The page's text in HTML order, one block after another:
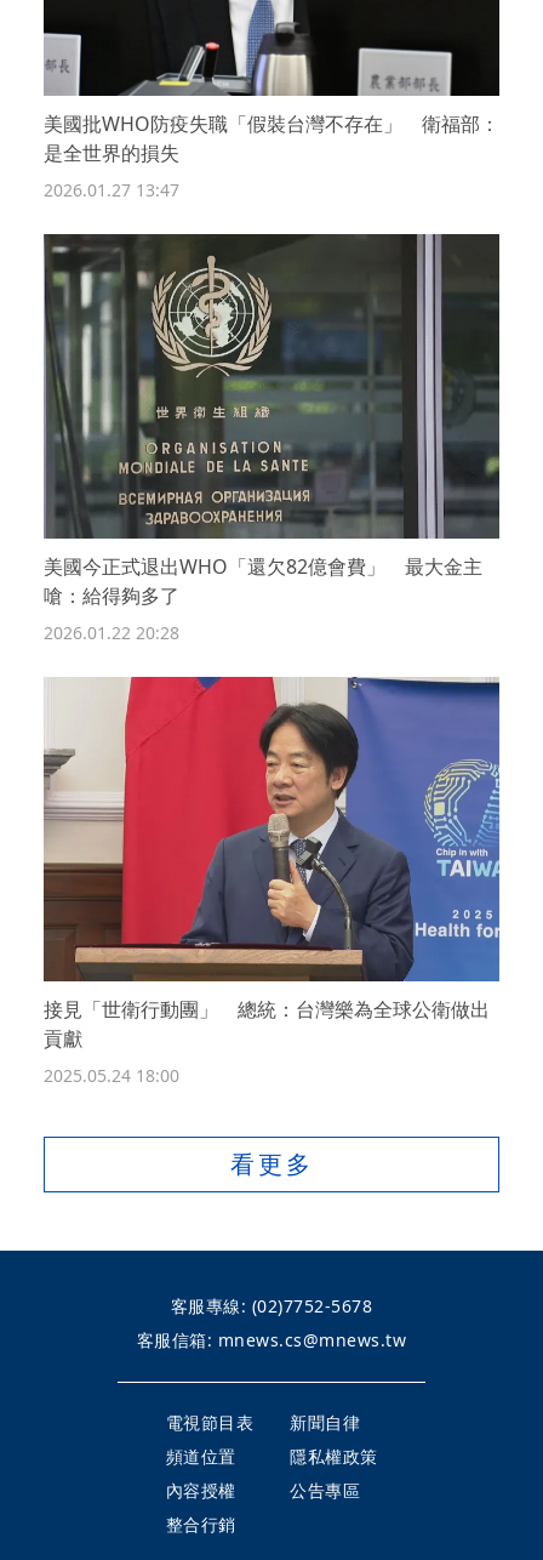
美國批WHO防疫失職「假裝台灣不存在」 衛福部：
是全世界的損失
2026.01.27 13:47
美國今正式退出WHO「還欠82億會費」 最大金主
嗆：給得夠多了
2026.01.22 20:28
接見「世衛行動團」 總統：台灣樂為全球公衛做出
貢獻
2025.05.24 18:00
看更多
客服專線: (02)7752-5678
客服信箱: mnews.cs@mnews.tw
電視節目表
新聞自律
頻道位置
隱私權政策
內容授權
公告專區
整合行銷